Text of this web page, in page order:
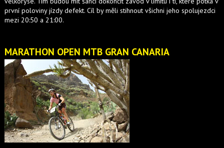
první poloviny jízdy defekt. Cíl by měli stihnout všichni jeho spolujezdci
mezi 20:50 a 21:00.
MARATHON OPEN MTB GRAN CANARIA